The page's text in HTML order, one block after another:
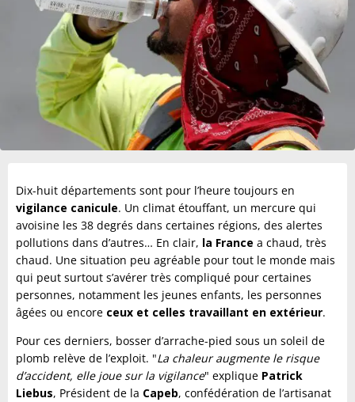
Dix-huit départements sont pour l’heure toujours en
vigilance canicule. Un climat étouffant, un mercure qui
avoisine les 38 degrés dans certaines régions, des alertes
pollutions dans d’autres… En clair, la France a chaud, très
chaud. Une situation peu agréable pour tout le monde mais
qui peut surtout s’avérer très compliqué pour certaines
personnes, notamment les jeunes enfants, les personnes
âgées ou encore ceux et celles travaillant en extérieur.
Pour ces derniers, bosser d’arrache-pied sous un soleil de
plomb relève de l’exploit. "La chaleur augmente le risque
d’accident, elle joue sur la vigilance" explique Patrick
Liebus, Président de la Capeb, confédération de l’artisanat